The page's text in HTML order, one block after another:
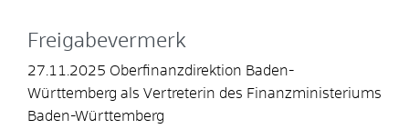
Freigabevermerk
27.11.2025 Oberfinanzdirektion Baden-
Württemberg als Vertreterin des Finanzministeriums
Baden-Württemberg